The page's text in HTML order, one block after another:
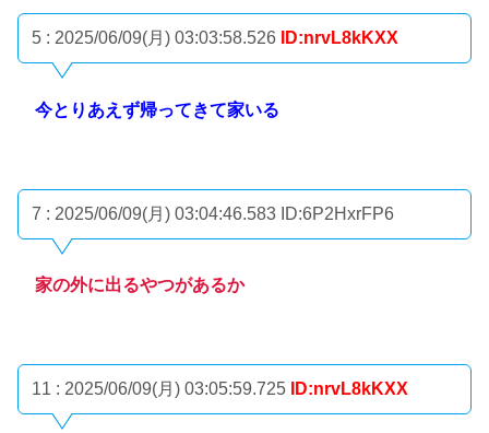
5 : 2025/06/09(月) 03:03:58.526 ID:nrvL8kKXX
今とりあえず帰ってきて家いる
7 : 2025/06/09(月) 03:04:46.583 ID:6P2HxrFP6
家の外に出るやつがあるか
11 : 2025/06/09(月) 03:05:59.725 ID:nrvL8kKXX